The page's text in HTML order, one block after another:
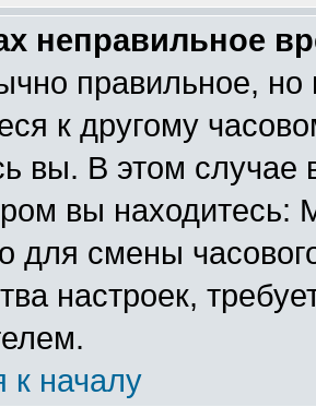
неправильное
правильное,
к другому
вы. В этом
вы
для смены
настроек,
к началу